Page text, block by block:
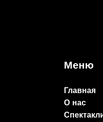
Меню
Главная
О нас